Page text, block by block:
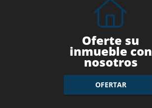
Oferte su
inmueble con
nosotros
OFERTAR